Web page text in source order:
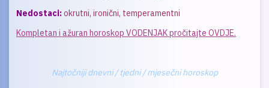
Nedostaci:okrutni, ironični, temperamentni
Kompletan i ažuran horoskop VODENJAK pročitajte OVDJE.
Najtočniji dnevni / tjedni / mjesečni horoskop